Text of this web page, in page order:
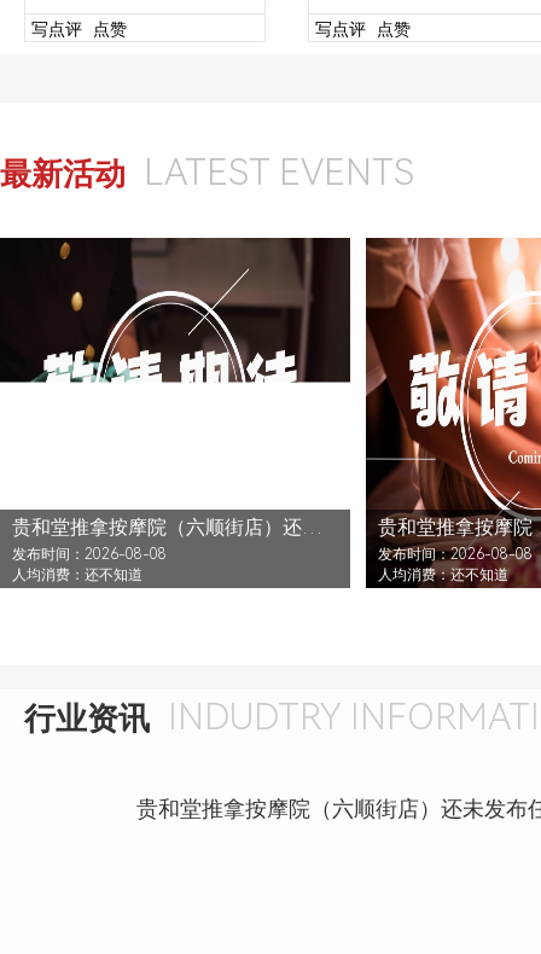
写点评 点赞 写点评 点赞
最新活动 LATEST EVENTS
贵和堂推拿按摩院（六顺街店）还没发布活动
发布时间：2026-08-08
人均消费：还不知道
发布时间：2026-08-08
人均消费：还不知道
行业资讯 INDUDTRY